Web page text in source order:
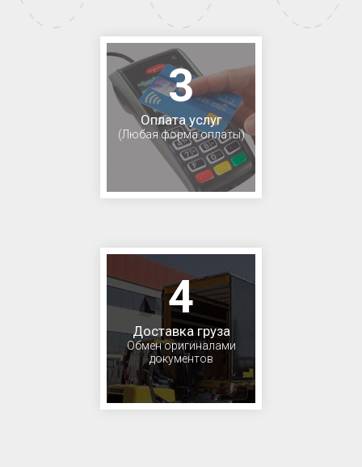
3
Оплата услуг
(Любая форма оплаты)
4
Доставка груза
Обмен оригиналами
документов